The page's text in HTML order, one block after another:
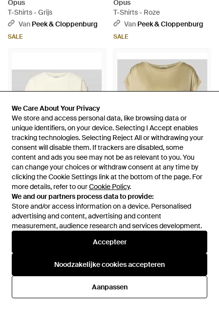
We Care About Your Privacy
We store and access personal data, like browsing data or
unique identifiers, on your device. Selecting I Accept enables
tracking technologies. Selecting Reject All or withdrawing your
consent will disable them. If trackers are disabled, some
content and ads you see may not be as relevant to you. You
can change your choices or withdraw consent at any time by
clicking the Cookie Settings link at the bottom of the page. For
more details, refer to ourCookie Policy.
We and our partners process data to provide:
Store and/or access information on a device. Personalised
advertising and content, advertising and content
measurement, audience research and services development.
Accepteer
Noodzakelijke cookies accepteren
Aanpassen
We Care About Your Privacy
We store and access personal data, like browsing data or
unique identifiers, on your device. Selecting I Accept enables
tracking technologies. Selecting Reject All or withdrawing your
consent will disable them. If trackers are disabled, some
content and ads you see may not be as relevant to you. You
can change your choices or withdraw consent at any time by
clicking the Cookie Settings link at the bottom of the page. For
more details, refer to ourCookie Policy.
We and our partners process data to provide:
Store and/or access information on a device. Personalised
advertising and content, advertising and content
measurement, audience research and services development.
Accepteer
Noodzakelijke cookies accepteren
Aanpassen
Opus
T-Shirts - Grijs
Van Peek & Cloppenburg
SALE
Opus
T-Shirts - Roze
Van Peek & Cloppenburg
SALE
€ 69,99
Opus
T-Shirts - Wit
Van Peek & Cloppenburg
€ 49,99€ 45,99
Opus
T-Shirts - Naturel
VanPeek & Cloppenburg
SALE